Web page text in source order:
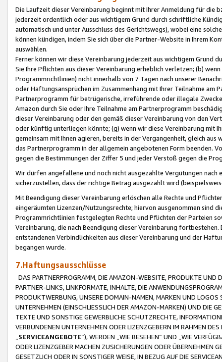
Die Laufzeit dieser Vereinbarung beginnt mit Ihrer Anmeldung für die
jederzeit ordentlich oder aus wichtigem Grund durch schriftliche
automatisch und unter Ausschluss des Gerichtswegs), wobei eine
können kündigen, indem Sie sich über die Partner-Website in Ihrem
auswählen.
Ferner können wir diese Vereinbarung jederzeit aus wichtigem Grund
Sie Ihre Pflichten aus dieser Vereinbarung erheblich verletzen; (b)
Programmrichtlinien) nicht innerhalb von 7 Tagen nach unserer
oder Haftungsansprüchen im Zusammenhang mit Ihrer Teilnahme am
Partnerprogramm für betrügerische, irreführende oder illegale
Amazon durch Sie oder Ihre Teilnahme am Partnerprogramm
dieser Vereinbarung oder den gemäß dieser Vereinbarung von den
oder künftig unterliegen könnte; (g) wenn wir diese Vereinbarung mit
gemeinsam mit Ihnen agieren, bereits in der Vergangenheit, gleich
das Partnerprogramm in der allgemein angebotenen Form beenden.
gegen die Bestimmungen der Ziffer 5 und jeder Verstoß gegen die
Wir dürfen angefallene und noch nicht ausgezahlte Vergütungen
sicherzustellen, dass der richtige Betrag ausgezahlt wird
Mit Beendigung dieser Vereinbarung erlöschen alle Rechte und
eingeräumten Lizenzen/Nutzungsrechte; hiervon ausgenommen sind
Programmrichtlinien festgelegten Rechte und Pflichten der Parteien
Vereinbarung, die nach Beendigung dieser Vereinbarung
entstandenen Verbindlichkeiten aus dieser Vereinbarung und der
begangen wurde.
7.Haftungsausschlüsse
DAS PARTNERPROGRAMM, DIE AMAZON-WEBSITE, PRODUKTE UND
PARTNER-LINKS, LINKFORMATE, INHALTE, DIE
PRODUKTWERBUNG, UNSERE DOMAIN-NAMEN, MARKEN UND
UNTERNEHMEN (EINSCHLIESSLICH DER AMAZON-MARKEN) UND DIE
TEXTE UND SONSTIGE GEWERBLICHE SCHUTZRECHTE,
VERBUNDENEN UNTERNEHMEN ODER LIZENZGEBERN IM RAHMEN
SERVICEANGEBOTE“), WERDEN „WIE BESEHEN“ UND „WIE
ODER LIZENZGEBER MACHEN ZUSICHERUNGEN ODER ÜBERNEHMEN
GESETZLICH ODER IN SONSTIGER WEISE, IN BEZUG AUF DIE